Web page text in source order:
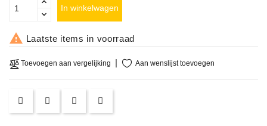
OPRUIMING
OCCASIONS
DEMONSTRATIES
&
In winkelwagen
 Laatste items in voorraad
Toevoegen aan vergelijking Aan wenslijst toevoegen